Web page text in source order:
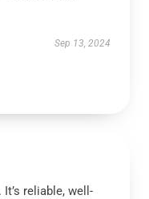
Sep 13, 2024
reliable, well-